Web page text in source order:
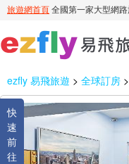
ezfly 易飛旅遊 > 全球訂房 >
快
速
前
往